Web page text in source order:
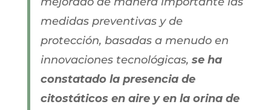
medidas preventivas y de
protección, basadas a menudo en
innovaciones tecnológicas,se ha
constatado la presencia de
citostáticos en aire y en la orina de